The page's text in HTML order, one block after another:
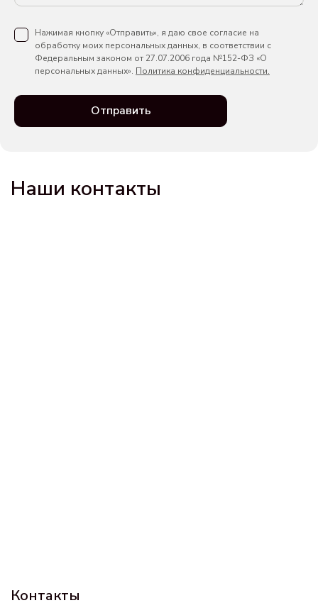
Нажимая кнопку «Отправить», я даю свое согласие на
обработку моих персональных данных, в соответствии с
Федеральным законом от 27.07.2006 года №152-ФЗ «О
персональных данных». Политика конфиденциальности.
Отправить
Наши контакты
Контакты